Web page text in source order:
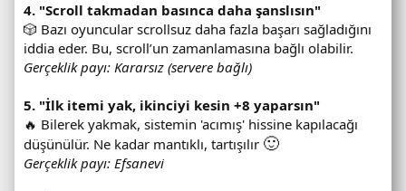
4. "Scroll takmadan basınca daha şanslısın"
🎲 Bazı oyuncular scrollsuz daha fazla başarı sağladığını
iddia eder. Bu, scroll’un zamanlamasına bağlı olabilir.
Gerçeklik payı: Kararsız (servere bağlı)
5. "İlk itemi yak, ikinciyi kesin +8 yaparsın"
🔥 Bilerek yakmak, sistemin 'acımış' hissine kapılacağı
düşünülür. Ne kadar mantıklı, tartışılır 🙂
Gerçeklik payı: Efsanevi